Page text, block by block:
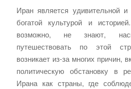
Иран является удивительной и
богатой культурой и
возможно, не знают,
путешествовать по этой
возникает из-за многих причин,
политическую обстановку в
Ирана как страны, где